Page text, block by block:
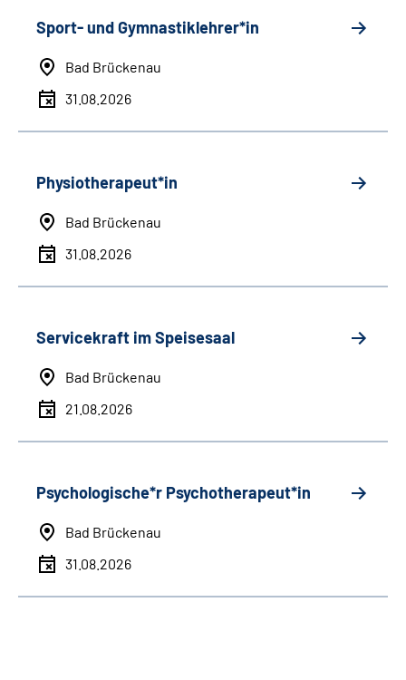
Sport- und Gymnastiklehrer*in
Bad Brückenau
31.08.2026
Physiotherapeut*in
Bad Brückenau
31.08.2026
Servicekraft im Speisesaal
Bad Brückenau
21.08.2026
Psychologische*r Psychotherapeut*in
Bad Brückenau
31.08.2026